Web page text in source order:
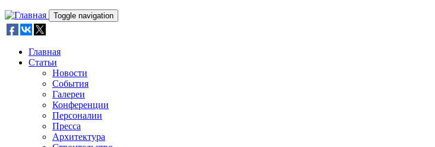
Toggle navigation
Главная
Статьи
Новости
События
Галереи
Конференции
Персоналии
Пресса
Архитектура